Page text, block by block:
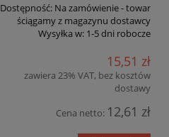
Dostępność: Na zamówienie - towar
ściągamy z magazynu dostawcy
Wysyłka w: 1-5 dni robocze
15,51 zł
zawiera 23% VAT, bez kosztów
dostawy
Cena netto: 12,61 zł